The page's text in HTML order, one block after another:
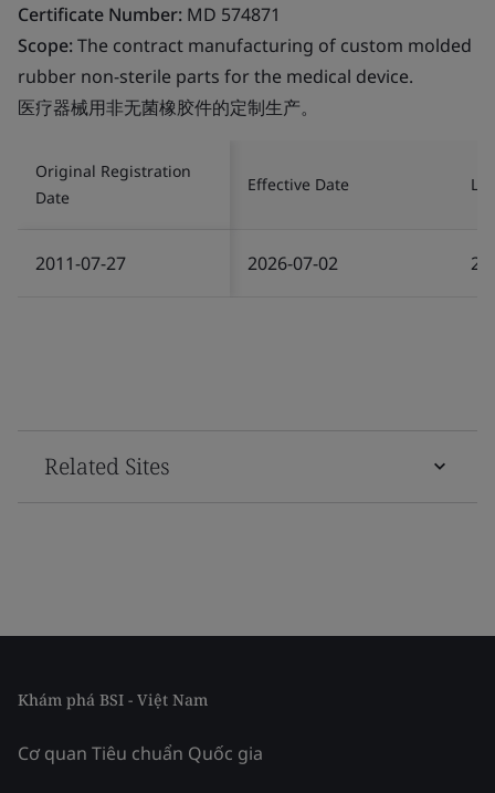
Certificate Number: MD 574871
Scope:The contract manufacturing of custom molded
rubber non-sterile parts for the medical device.
医疗器械用非无菌橡胶件的定制生产。
Original Registration
Date
Effective Date
2011-07-27 2026-07-02
Related Sites
Khám phá BSI - Việt Nam
Cơ quan Tiêu chuẩn Quốc gia